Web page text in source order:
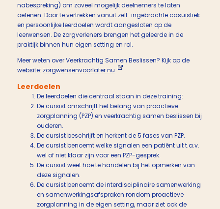
nabespreking) om zoveel mogelijk deelnemers te laten
oefenen. Door te vertrekken vanuit zelf-ingebrachte casuïstiek
en persoonlijke leerdoelen wordt aangesloten op de
leerwensen. De zorgverleners brengen het geleerde in de
praktijk binnen hun eigen setting en rol.
Meer weten over Veerkrachtig Samen Beslissen? Kijk op de
website: zorgwensenvoorlater.nu
Leerdoelen
De leerdoelen die centraal staan in deze training:
De cursist omschrijft het belang van proactieve
zorgplanning (PZP) en veerkrachtig samen beslissen bij
ouderen.
De cursist beschrijft en herkent de 5 fases van PZP.
De cursist benoemt welke signalen een patiënt uit t.a.v.
wel of niet klaar zijn voor een PZP-gesprek.
De cursist weet hoe te handelen bij het opmerken van
deze signalen.
De cursist benoemt de interdisciplinaire samenwerking
en samenwerkingsafspraken rondom proactieve
zorgplanning in de eigen setting, maar ziet ook de